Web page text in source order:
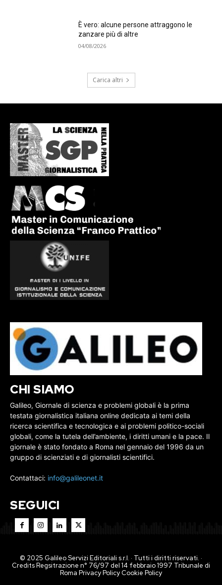
È vero: alcune persone attraggono le
zanzare più di altre
04/08/2026
Carica altri
CHI SIAMO
Galileo, Giornale di scienza e problemi globali è la prima
testata giornalistica italiana online dedicata ai temi della
ricerca scientifica e tecnologica e ai problemi politico-sociali
globali, come la tutela dell’ambiente, i diritti umani e la pace. Il
giornale è stato fondato a Roma nel gennaio del 1996 da un
gruppo di scienziati e di giornalisti scientifici.
Contattaci: info@galileonet.it
SEGUICI
© 2025 Galileo Servizi Editoriali s.r.l. · Tutti i diritti riservati. ·
Credits Regsitrazione n° 76/97 del 14 febbraio 1997 Tribunale di
Roma Privacy PolicyCookie Policy